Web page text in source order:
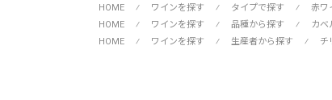
HOME
⁄ ワインを探す ⁄ タイプで探す ⁄ 赤ワ
HOME
⁄ ワインを探す ⁄ 品種から探す ⁄ カベ
HOME
⁄ ワインを探す ⁄ 生産者から探す ⁄ チ